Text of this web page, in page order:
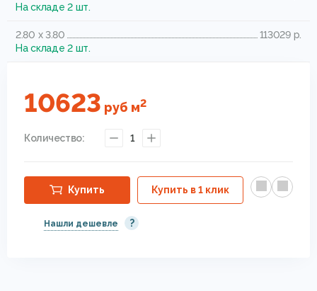
На складе 2 шт.
2.80 x 3.80
113029 р.
На складе 2 шт.
10623 руб м2
Количество: 1
Купить Купить в 1 клик
Нашли дешевле ?